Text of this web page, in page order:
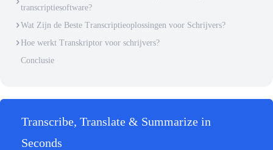
transcriptiesoftware?
Wat Zijn de Beste Transcriptieoplossingen voor Schrijvers?
Hoe werkt Transkriptor voor schrijvers?
Conclusie
Transcribe, Translate & Summarize in
Seconds